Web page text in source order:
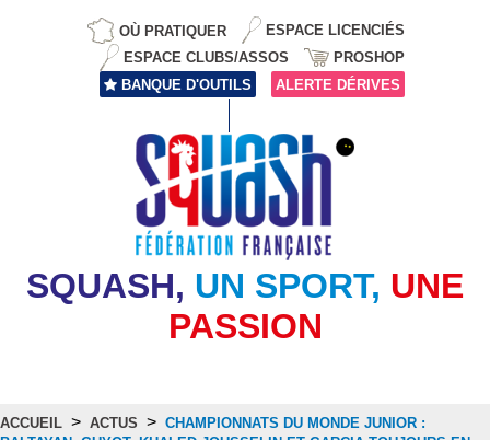
OÙ PRATIQUER
ESPACE LICENCIÉS
ESPACE CLUBS/ASSOS
PROSHOP
BANQUE D'OUTILS
ALERTE DÉRIVES
SQUASH, UN SPORT, UNE
PASSION
ACCUEIL > ACTUS > CHAMPIONNATS DU MONDE JUNIOR :